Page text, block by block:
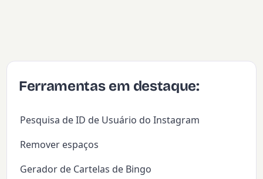
Ferramentas em destaque:
Pesquisa de ID de Usuário do Instagram
Remover espaços
Gerador de Cartelas de Bingo